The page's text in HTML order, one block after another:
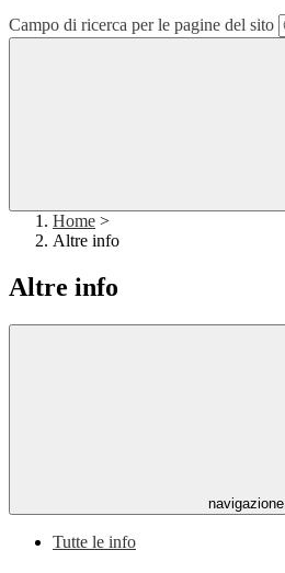
Campo di ricerca per le pagine del sito
Home >
Altre info
Altre info
navigazione
Tutte le info